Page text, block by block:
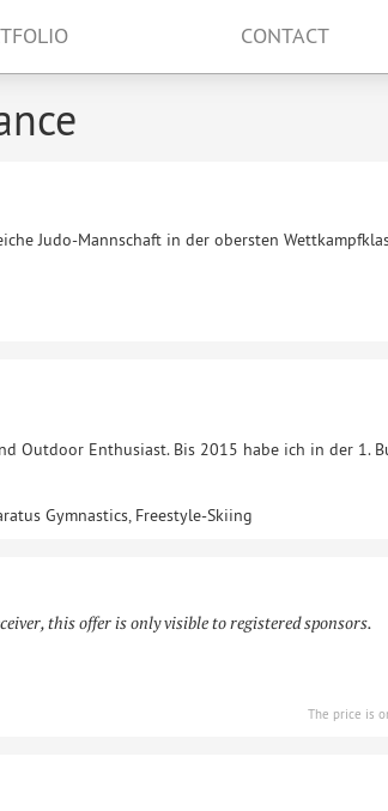
CONTACT
Judo-Mannschaft in der obersten
Outdoor Enthusiast. Bis 2015 habe ich in der 1.
Gymnastics, Freestyle-Skiing
this offer is only visible to registered sponsors.
The price is